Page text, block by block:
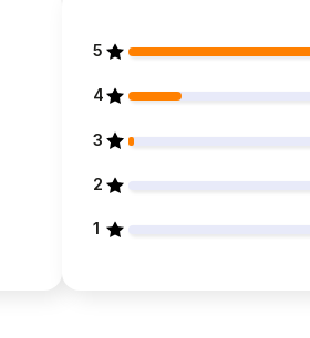
5
4
3
2
1